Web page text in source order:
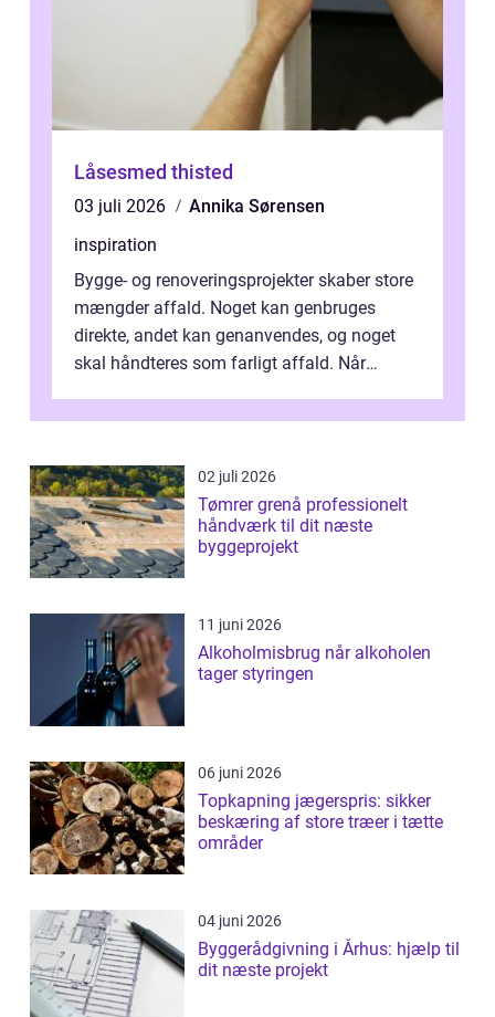
Låsesmed thisted
03 juli 2026
Annika Sørensen
inspiration
Bygge- og renoveringsprojekter skaber store
mængder affald. Noget kan genbruges
direkte, andet kan genanvendes, og noget
skal håndteres som farligt affald. Når
02 juli 2026
Tømrer grenå professionelt
håndværk til dit næste
byggeprojekt
11 juni 2026
Alkoholmisbrug når alkoholen
tager styringen
06 juni 2026
Topkapning jægerspris: sikker
beskæring af store træer i tætte
områder
04 juni 2026
Byggerådgivning i Århus: hjælp til
dit næste projekt